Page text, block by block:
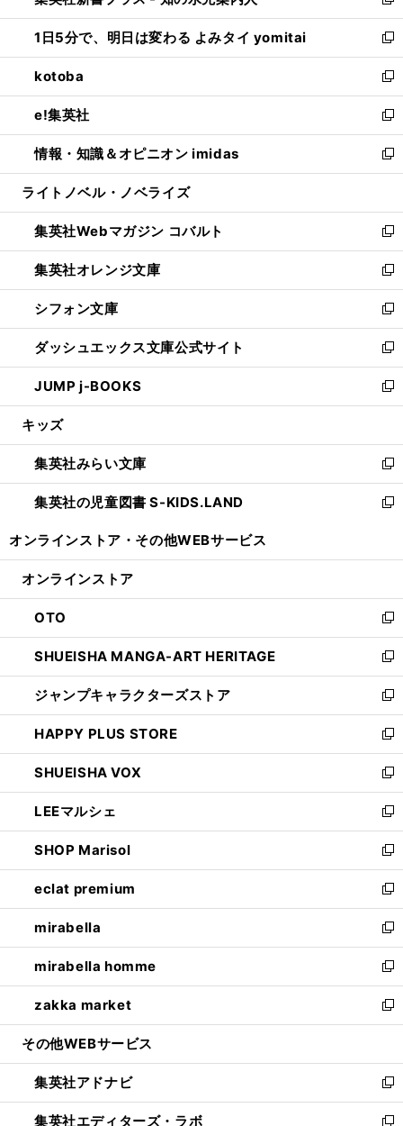
ウ
で
開
く
ン
ド
ウ
で
開
く
ウ
ィ
ン
ド
ウ
で
開
く
し
い
ウ
ィ
ン
ド
ウ
で
開
1日5分で、明日は変わる よみタイ yomitai
新
し
い
ウ
ィ
ン
ド
ウ
開
く
kotoba
新
し
い
ウ
ィ
ン
ウ
で
開
く
e!集英社
新
し
い
ウ
ン
ド
ウ
で
開
く
情報・知識＆オピニオン imidas
新
し
ウ
ィ
ン
ド
ウ
で
開
く
ライトノベル・ノベライズ
集英社Webマガジン コバルト
新
し
い
ウ
ィ
ン
ド
ウ
で
開
集英社オレンジ文庫
新
し
い
ウ
ィ
ン
ド
ウ
開
く
シフォン文庫
新
し
い
ウ
ィ
ン
ウ
で
開
く
ダッシュエックス文庫公式サイト
新
し
い
ウ
ン
ド
ウ
で
JUMP j-BOOKS
新
し
ウ
ィ
ン
ド
開
キッズ
集英社みらい文庫
新
し
い
ン
ウ
で
開
く
集英社の児童図書 S-KIDS.LAND
新
ウ
ン
ド
ウ
で
開
く
オンラインストア・ その他WEBサービス
オンラインストア
OTO
新
し
い
ウ
ィ
ン
ド
ウ
で
開
く
SHUEISHA MANGA-ART HERITAGE
新
し
い
ウ
ィ
ン
ド
ウ
で
開
く
ジャンプキャラクターズストア
新
し
い
ウ
ィ
ン
ド
ウ
で
開
く
HAPPY PLUS STORE
新
し
い
ウ
ィ
ン
ド
ウ
で
開
く
SHUEISHA VOX
新
し
い
ウ
ィ
ン
ド
ウ
で
開
く
LEEマルシェ
新
し
い
ウ
ィ
ン
ド
ウ
で
開
く
SHOP Marisol
新
し
い
ウ
ィ
ン
ド
ウ
で
開
eclat premium
新
し
い
ウ
ィ
ン
ド
ウ
開
く
mirabella
新
し
い
ウ
ィ
ン
ウ
で
開
く
mirabella homme
新
し
い
ウ
ン
ド
ウ
で
zakka market
新
し
ウ
ィ
ン
ド
その他WEBサービス
集英社アドナビ
新
し
集英社エディターズ・ラボ